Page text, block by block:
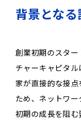
背景となる
創業初期のスタ
チャーキャピタ
家が直接的な接
ため、ネットワ
初期の成長を阻む